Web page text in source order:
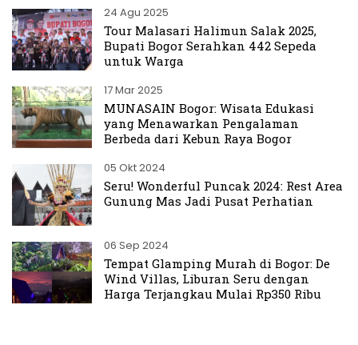
24 Agu 2025
Tour Malasari Halimun Salak 2025,
Bupati Bogor Serahkan 442 Sepeda
untuk Warga
17 Mar 2025
MUNASAIN Bogor: Wisata Edukasi
yang Menawarkan Pengalaman
Berbeda dari Kebun Raya Bogor
05 Okt 2024
Seru! Wonderful Puncak 2024: Rest Area
Gunung Mas Jadi Pusat Perhatian
06 Sep 2024
Tempat Glamping Murah di Bogor: De
Wind Villas, Liburan Seru dengan
Harga Terjangkau Mulai Rp350 Ribu